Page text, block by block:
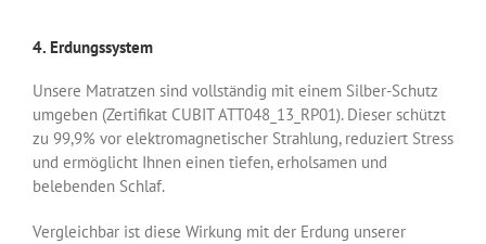
4. Erdungssystem
Unsere Matratzen sind vollständig mit einem Silber-Schutz
umgeben (Zertifikat CUBIT ATT048_13_RP01). Dieser schützt
zu 99,9% vor elektromagnetischer Strahlung, reduziert Stress
und ermöglicht Ihnen einen tiefen, erholsamen und
belebenden Schlaf.
Vergleichbar ist diese Wirkung mit der Erdung unserer